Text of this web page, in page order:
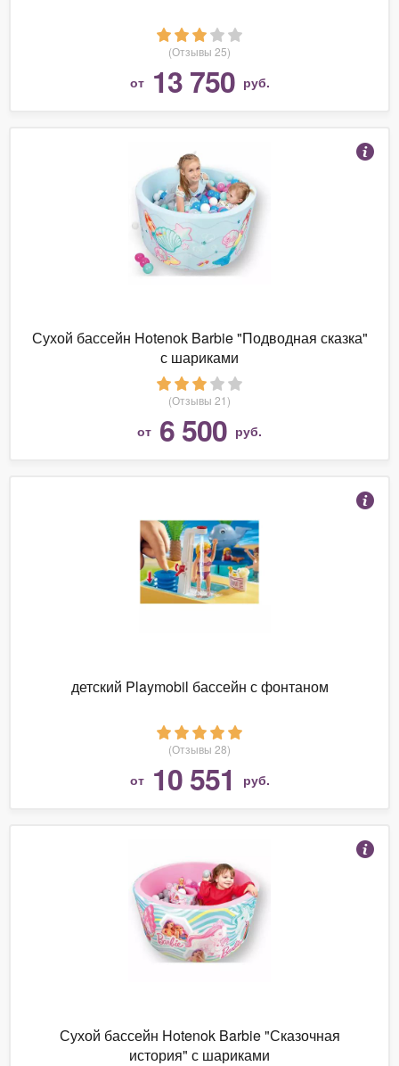
(Отзывы 25)
от 13 750 руб.
Сухой бассейн Hotenok Barbie "Подводная сказка"
с шариками
(Отзывы 21)
от 6 500 руб.
детский Playmobil бассейн с фонтаном
(Отзывы 28)
от 10 551 руб.
Сухой бассейн Hotenok Barbie "Сказочная
история" с шариками